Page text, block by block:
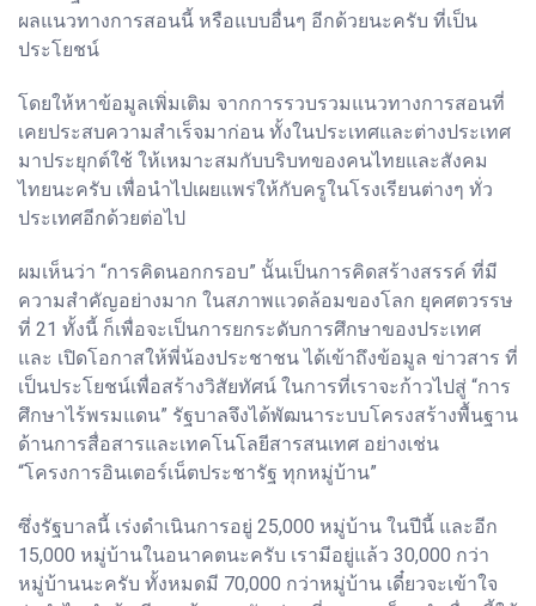
ผลแนวทางการสอนนี้ หรือแบบอื่นๆ อีกด้วยนะครับ ที่เป็น
ประโยชน์
โดยให้หาข้อมูลเพิ่มเติม จากการรวบรวมแนวทางการสอนที่
เคยประสบความสำเร็จมาก่อน ทั้งในประเทศและต่างประเทศ
มาประยุกต์ใช้ ให้เหมาะสมกับบริบทของคนไทยและสังคม
ไทยนะครับ เพื่อนำไปเผยแพร่ให้กับครูในโรงเรียนต่างๆ ทั่ว
ประเทศอีกด้วยต่อไป
ผมเห็นว่า “การคิดนอกกรอบ” นั้นเป็นการคิดสร้างสรรค์ ที่มี
ความสำคัญอย่างมาก ในสภาพแวดล้อมของโลก ยุคศตวรรษ
ที่ 21 ทั้งนี้ ก็เพื่อจะเป็นการยกระดับการศึกษาของประเทศ
และ เปิดโอกาสให้พี่น้องประชาชน ได้เข้าถึงข้อมูล ข่าวสาร ที่
เป็นประโยชน์เพื่อสร้างวิสัยทัศน์ ในการที่เราจะก้าวไปสู่ “การ
ศึกษาไร้พรมแดน” รัฐบาลจึงได้พัฒนาระบบโครงสร้างพื้นฐาน
ด้านการสื่อสารและเทคโนโลยีสารสนเทศ อย่างเช่น
“โครงการอินเตอร์เน็ตประชารัฐ ทุกหมู่บ้าน”
ซึ่งรัฐบาลนี้ เร่งดำเนินการอยู่ 25,000 หมู่บ้าน ในปีนี้ และอีก
15,000 หมู่บ้านในอนาคตนะครับ เรามีอยู่แล้ว 30,000 กว่า
หมู่บ้านนะครับ ทั้งหมดมี 70,000 กว่าหมู่บ้าน เดี๋ยวจะเข้าใจ